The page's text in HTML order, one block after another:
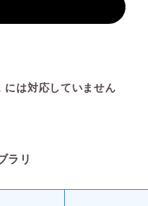
には対応していません
ラリ